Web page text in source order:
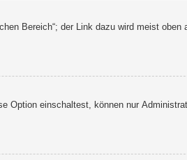
Bereich“; der Link dazu wird meist oben
Option einschaltest, können nur